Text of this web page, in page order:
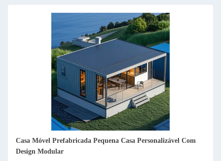
Casas de contêineres pré-construídas destacáveis de 20 pés, com
isolamento contra incêndio e resistentes a intempéries